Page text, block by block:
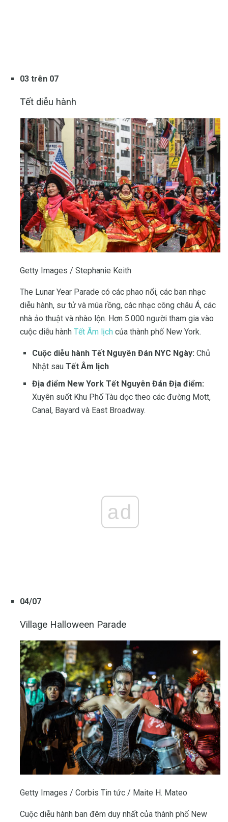
03 trên 07
Tết diễu hành
Getty Images / Stephanie Keith
The Lunar Year Parade có các phao nổi, các ban nhạc
diễu hành, sư tử và múa rồng, các nhạc công châu Á, các
nhà ảo thuật và nhào lộn. Hơn 5.000 người tham gia vào
cuộc diễu hành Tết Âm lịch của thành phố New York.
Cuộc diễu hành Tết Nguyên Đán NYC Ngày: Chủ
Nhật sau Tết Âm lịch
Địa điểm New York Tết Nguyên Đán Địa điểm:
Xuyên suốt Khu Phố Tàu dọc theo các đường Mott,
Canal, Bayard và East Broadway.
ad
04/07
Village Halloween Parade
Getty Images / Corbis Tin tức / Maite H. Mateo
Cuộc diễu hành ban đêm duy nhất của thành phố New